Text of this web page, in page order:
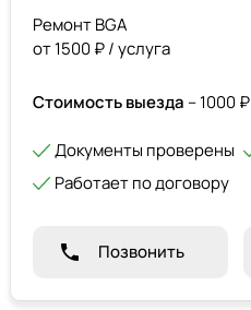
Ремонт BGA
от 1500 ₽ / услуга
Стоимость выезда – 1000 ₽
Документы проверены
Работает по договору
Позвонить